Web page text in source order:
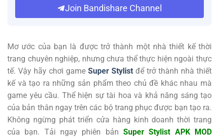
Join Bandishare Channel
Mơ ước của bạn là được trở thành một nhà thiết kế thời
trang chuyên nghiệp, nhưng chưa thể thực hiện ngoài thực
tế. Vậy hãy chơi game Super Stylist để trở thành nhà thiết
kế và tạo ra những sản phẩm theo chủ đề khác nhau mà
game yêu cầu. Thể hiện sự tài hoa và khả năng sáng tạo
của bản thân ngay trên các bộ trang phục được bạn tạo ra.
Không ngừng phát triển cửa hàng kinh doanh thời trang
của bạn. Tải ngay phiên bản Super Stylist APK MOD